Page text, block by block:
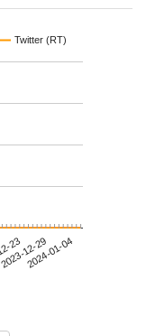
Twitter (RT)
2312-29
2024-01-04